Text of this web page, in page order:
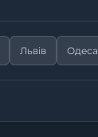
Львів Одеса